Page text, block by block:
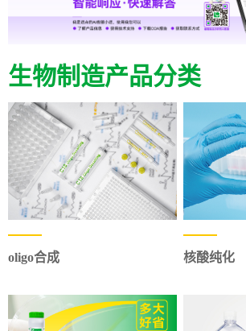
生物制造产品分类
oligo合成 核酸纯化